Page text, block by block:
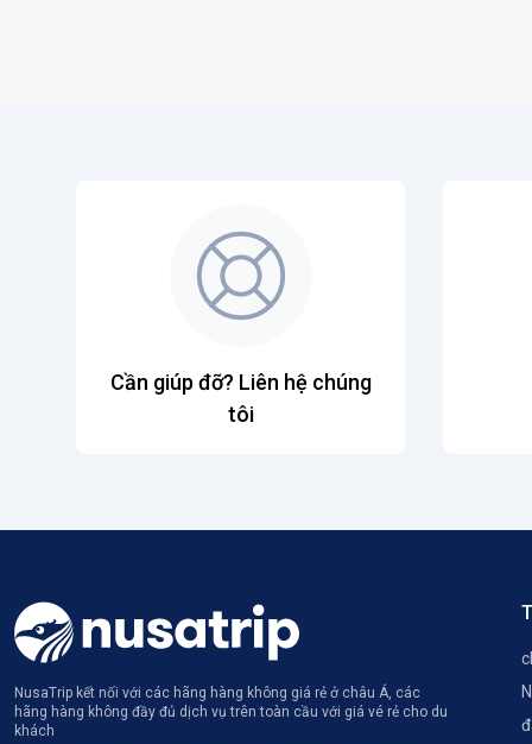
Cần giúp đỡ? Liên hệ chúng
tôi
NusaTrip kết nối với các hãng hàng không giá rẻ ở châu Á, các
hãng hàng không đầy đủ dịch vụ trên toàn cầu với giá vé rẻ cho du
khách